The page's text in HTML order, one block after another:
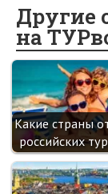
Другие
на
Какие страны
российских